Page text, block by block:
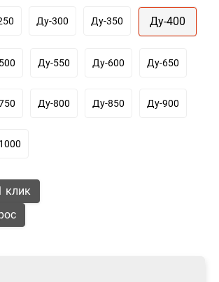
Ду-300 Ду-350 Ду-400
Ду-550 Ду-600 Ду-650
Ду-800 Ду-850 Ду-900
клик